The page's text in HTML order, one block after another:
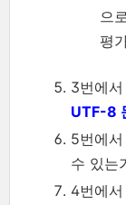
으
평
3번에
UTF-8
5번에
수 있는
4번에